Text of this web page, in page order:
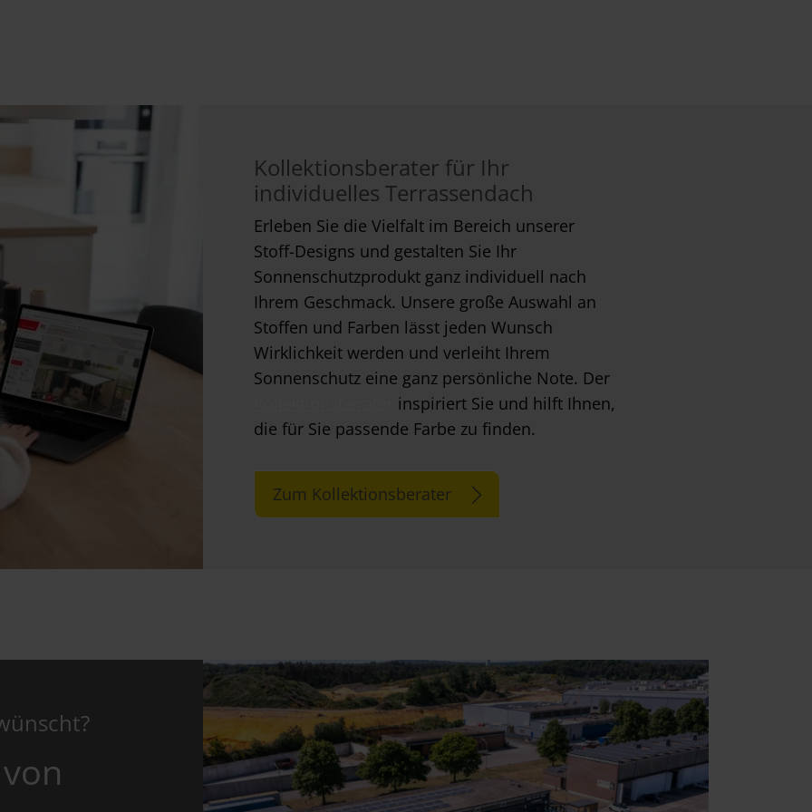
Kollektionsberater für Ihr
individuelles Terrassendach
Erleben Sie die Vielfalt im Bereich unserer
Stoff-Designs und gestalten Sie Ihr
Sonnenschutzprodukt ganz individuell nach
Ihrem Geschmack. Unsere große Auswahl an
Stoffen und Farben lässt jeden Wunsch
Wirklichkeit werden und verleiht Ihrem
Sonnenschutz eine ganz persönliche Note. Der
inspiriert Sie und hilft Ihnen,
die für Sie passende Farbe zu finden.
Zum Kollektionsberater